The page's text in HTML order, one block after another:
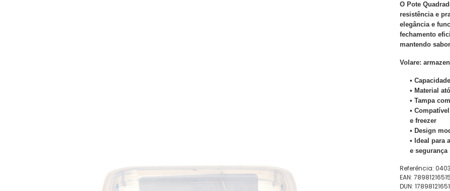
O Pote
resistência e
elegância e
fechamento
mantendo
Volare:
•
• Material
• Tampa
•
e freezer
• Design
• Ideal para
e segurança
Referência:
EAN:
DUN: